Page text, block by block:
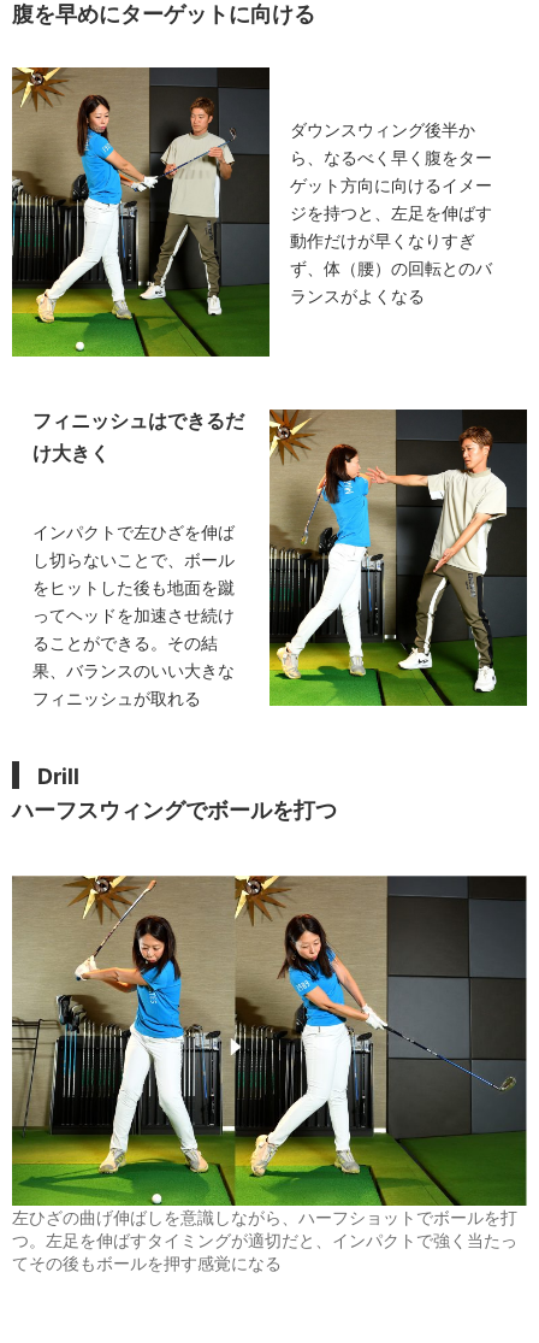
腹を早めにターゲットに向ける
ダウンスウィング後半か
ら、なるべく早く腹をター
ゲット方向に向けるイメー
ジを持つと、左足を伸ばす
動作だけが早くなりすぎ
ず、体（腰）の回転とのバ
ランスがよくなる
フィニッシュはできるだ
け大きく
インパクトで左ひざを伸ば
し切らないことで、ボール
をヒットした後も地面を蹴
ってヘッドを加速させ続け
ることができる。その結
果、バランスのいい大きな
フィニッシュが取れる
Drill
ハーフスウィングでボールを打つ
左ひざの曲げ伸ばしを意識しながら、ハーフショットでボールを打
つ。左足を伸ばすタイミングが適切だと、インパクトで強く当たっ
てその後もボールを押す感覚になる